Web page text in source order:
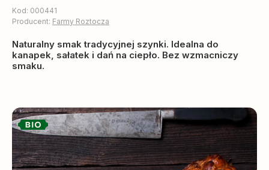
Kod: 000441
Producent: Farmy Roztocza
Naturalny smak tradycyjnej szynki. Idealna do
kanapek, sałatek i dań na ciepło. Bez wzmacniczy
smaku.